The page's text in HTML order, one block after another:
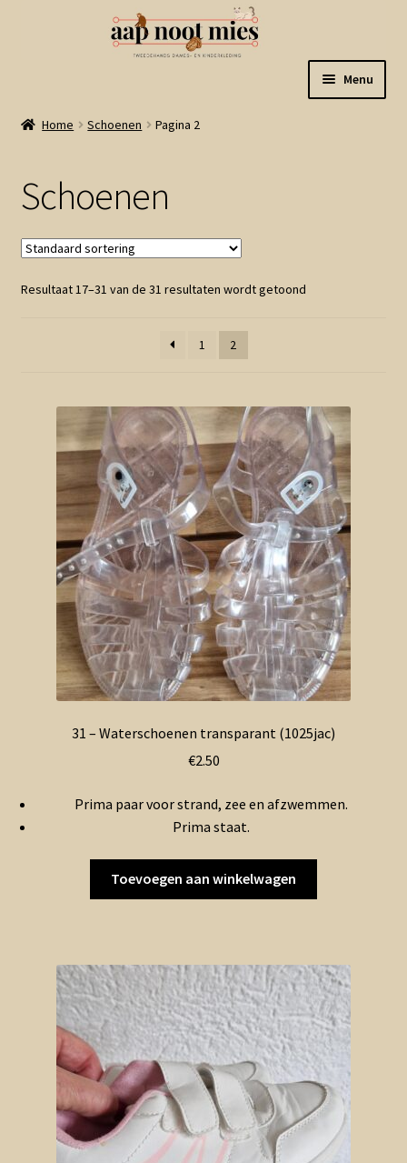
naar
de
Menu
Welkom
Contact en nieuwsbrief
Home Schoenen Pagina 2
Schoenen
Resultaat 17–31 van de 31 resultaten wordt getoond
1 2
31 – Waterschoenen transparant (1025jac)
€2.50
Prima paar voor strand, zee en afzwemmen.
Prima staat.
Toevoegen aan winkelwagen